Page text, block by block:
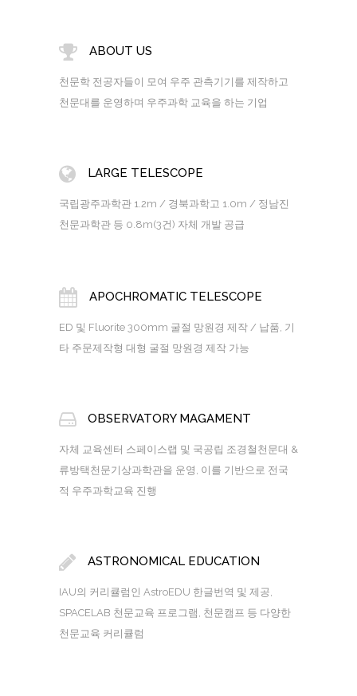
ABOUT US
천문학 전공자들이 모여 우주 관측기기를 제작하고
천문대를 운영하며 우주과학 교육을 하는 기업
LARGE TELESCOPE
국립광주과학관 1.2m / 경북과학고 1.0m / 정남진
천문과학관 등 0.8m(3건) 자체 개발 공급
APOCHROMATIC TELESCOPE
ED 및 Fluorite 300mm 굴절 망원경 제작 / 납품, 기
타 주문제작형 대형 굴절 망원경 제작 가능
OBSERVATORY MAGAMENT
자체 교육센터 스페이스랩 및 국공립 조경철천문대 &
류방택천문기상과학관을 운영, 이를 기반으로 전국
적 우주과학교육 진행
ASTRONOMICAL EDUCATION
IAU의 커리큘럼인 AstroEDU 한글번역 및 제공,
SPACELAB 천문교육 프로그램, 천문캠프 등 다양한
천문교육 커리큘럼